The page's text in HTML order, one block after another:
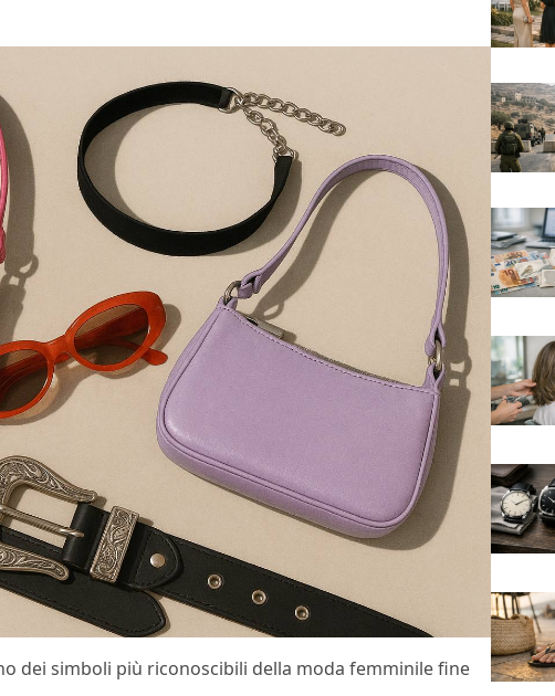
dei simboli più riconoscibili della moda femminile fine